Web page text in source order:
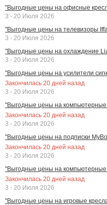
"Выгодные цены на офисные
3 - 20 Июля 2026
"Выгодные цены на телевизоры
3 - 20 Июля 2026
"Выгодные цены на охлаждение
3 - 20 Июля 2026
"Выгодные цены на усилители
Закончилась 20 дней назад
3 - 20 Июля 2026
"Выгодные цены на
Закончилась 20 дней назад
3 - 20 Июля 2026
"Выгодные цены на подписки
Закончилась 20 дней назад
3 - 20 Июля 2026
"Выгодные цены на
Закончилась 20 дней назад
3 - 20 Июля 2026
"Выгодные цены на игровые